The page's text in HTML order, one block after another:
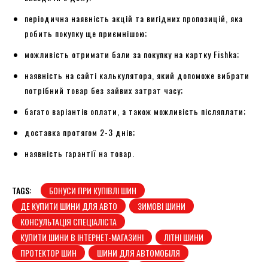
періодична наявність акцій та вигідних пропозицій, яка
робить покупку ще приємнішою;
можливість отримати бали за покупку на картку Fishka;
наявність на сайті калькулятора, який допоможе вибрати
потрібний товар без зайвих затрат часу;
багато варіантів оплати, а також можливість післяплати;
доставка протягом 2-3 днів;
наявність гарантії на товар.
TAGS:
БОНУСИ ПРИ КУПІВЛІ ШИН
ДЕ КУПИТИ ШИНИ ДЛЯ АВТО
ЗИМОВІ ШИНИ
КОНСУЛЬТАЦІЯ СПЕЦІАЛІСТА
КУПИТИ ШИНИ В ІНТЕРНЕТ-МАГАЗИНІ
ЛІТНІ ШИНИ
ПРОТЕКТОР ШИН
ШИНИ ДЛЯ АВТОМОБІЛЯ